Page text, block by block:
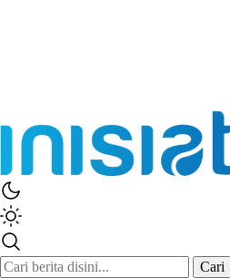
Inisiatif.co
Stay Connected Stay Informed
Cari